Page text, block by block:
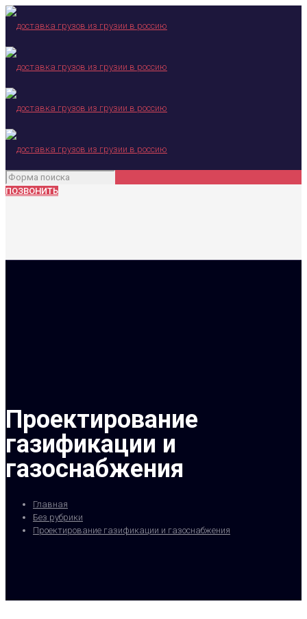
ПОЗВОНИТЬ
Проектирование
газификации и
газоснабжения
Главная
Без рубрики
Проектирование газификации и газоснабжения